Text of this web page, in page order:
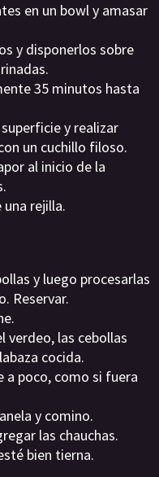
en un bowl y amasar
y disponerlos sobre
35 minutos hasta
y realizar
un cuchillo filoso.
al inicio de la
rejilla.
y luego procesarlas
Reservar.
verdeo, las cebollas
cocida.
a poco, como si fuera
y comino.
las chauchas.
bien tierna.